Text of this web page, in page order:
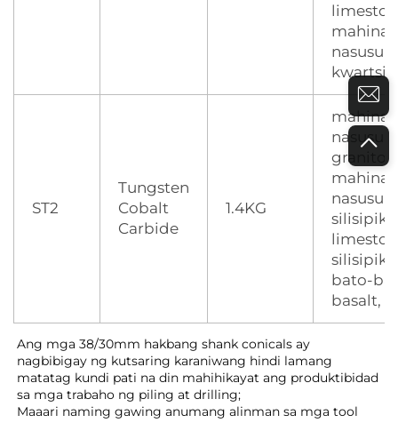
mahina
ST2
Tungsten
Cobalt
Carbide
1.4KG
granito,
bato-
basalt,
Ang mga 38/30mm hakbang shank conicals ay
nagbibigay ng kutsaring karaniwang hindi lamang
matatag kundi pati na din mahihikayat ang produktibidad
sa mga trabaho ng piling at drilling;
Maaari naming gawing anumang alinman sa mga tool